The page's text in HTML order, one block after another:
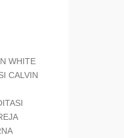
WHITE
CALVIN